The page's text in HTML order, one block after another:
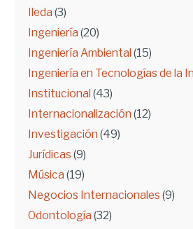
Ileda (3)
Ingeniería (20)
Ingeniería Ambiental (15)
Ingeniería en Tecnologías de la
Institucional (43)
Internacionalización (12)
Investigación (49)
Jurídicas (9)
Música (19)
Negocios Internacionales (9)
Odontología (32)